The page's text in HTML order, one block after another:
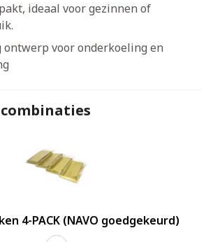
ideaal voor gezinnen of
voor onderkoeling en
4-PACK (NAVO goedgekeurd)